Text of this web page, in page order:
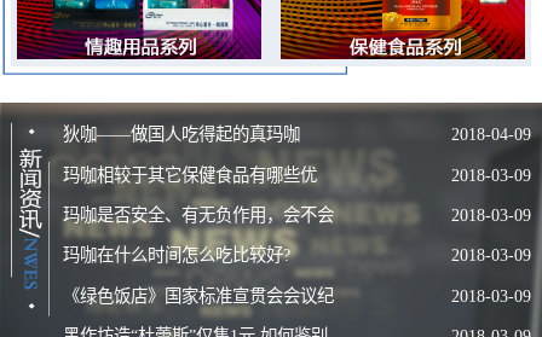
阳伊人宝公司申报的玛咖粉为新资源食品，这标志着中国人有了自己
的玛咖！
化遗产、中华老字号等一系列殊荣的吉林大泉源酒业公司达成战略合
作伙伴关系，推出“大泉源”玛咖养生酒，并得到业界和广大消费者的
广泛认可。董事长狄学崑接受中央电视台CCTV-7采访，就玛咖产业
发展现状进行了分析与展望。
走健康产业道路，让中国人的玛咖，造福中国人的健康。我们与
社会共同创造财富、分享财富，支持当地经济发展，为社会培养人
才，并积极担负企业社会责任。伊人宝集团正在集结各种优势资源，
狄咖——做国人吃得起的真玛咖 2018-04-09
玛咖相较于其它保健食品有哪些优
势？
2018-03-09
玛咖是否安全、有无负作用，会不会
产生依赖？
2018-03-09
玛咖在什么时间怎么吃比较好? 2018-03-09
《绿色饭店》国家标准宣贯会会议纪 2018-03-09